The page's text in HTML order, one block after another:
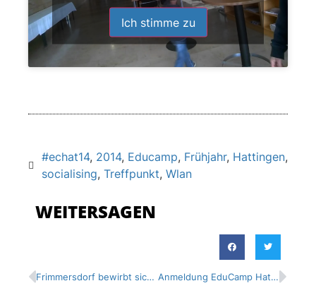
Ich stimme zu
#echat14, 2014, Educamp, Frühjahr, Hattingen,
socialising, Treffpunkt, Wlan
WEITERSAGEN
Frimmersdorf bewirbt sich um Frühjahrs-EduCamp 2015 Anmeldung EduCamp Hattingen startet #echat14